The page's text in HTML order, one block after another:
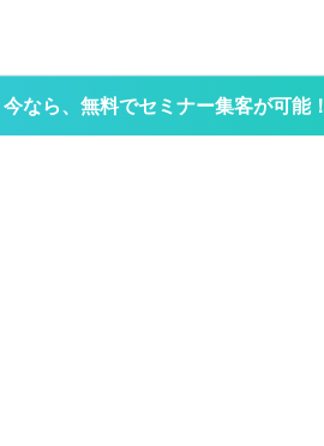
今なら、無料でセミナー集客が可能！